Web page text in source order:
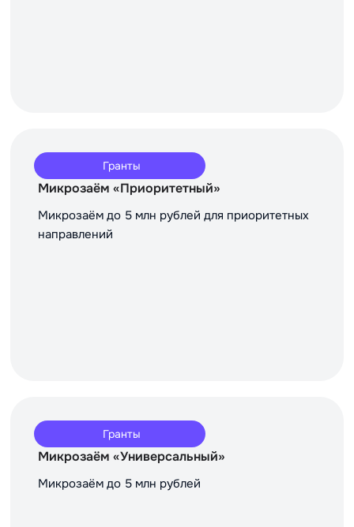
Гранты
Микрозаём «Приоритетный»
Микрозаём до 5 млн рублей для приоритетных
направлений
Гранты
Микрозаём «Универсальный»
Микрозаём до 5 млн рублей